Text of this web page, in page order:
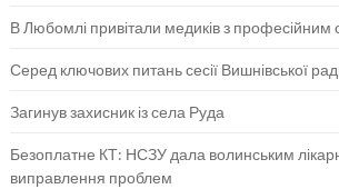
В Любомлі привітали медиків з професійним
Серед ключових питань сесії Вишнівської
Загинув захисник із села Руда
Безоплатне КТ: НСЗУ дала волинським
виправлення проблем